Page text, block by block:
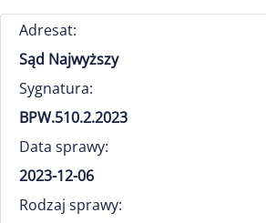
Adresat:
Sąd Najwyższy
Sygnatura:
BPW.510.2.2023
Data sprawy:
2023-12-06
Rodzaj sprawy: